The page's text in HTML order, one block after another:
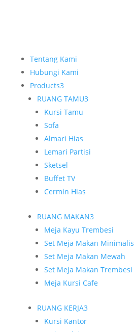
Tentang Kami
Hubungi Kami
Products3
RUANG TAMU3
Kursi Tamu
Sofa
Almari Hias
Lemari Partisi
Sketsel
Buffet TV
Cermin Hias
RUANG MAKAN3
Meja Kayu Trembesi
Set Meja Makan Minimalis
Set Meja Makan Mewah
Set Meja Makan Trembesi
Meja Kursi Cafe
RUANG KERJA3
Kursi Kantor